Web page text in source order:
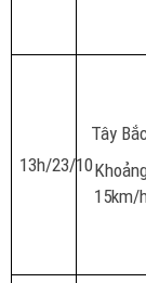
13h/23/10
Tây
15km/